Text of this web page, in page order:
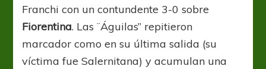
Franchi con un contundente 3-0 sobre
Fiorentina. Las ¨Águilas” repitieron
marcador como en su última salida (su
víctima fue Salernitana) y acumulan una